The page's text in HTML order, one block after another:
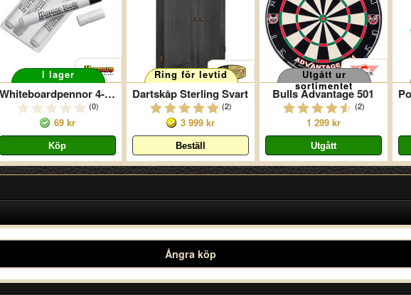
I lager
Whiteboardpennor 4-pack
(0)
69 kr
Ring för levtid
Dartskåp Sterling Svart
(2)
3 999 kr
Utgått ur
sortimentet
Bulls Advantage 501
(2)
1 299 kr
Ångra köp